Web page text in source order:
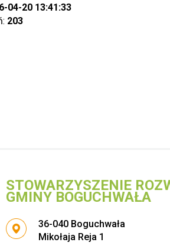
04-20 13:41:33
203
STOWARZYSZENIE
GMINY BOGUCHWAŁA
Adres pocztowy:
36-040 Boguchwała
Mikołaja Reja 1